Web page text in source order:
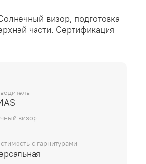
визор, подготовка
части. Сертификация
визор
с гарнитурами